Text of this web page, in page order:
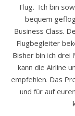
Flug. Ich bin
bequem
Business Class.
Flugbegleiter
Bisher bin ich drei
kann die Airline
empfehlen. Das
und für auf